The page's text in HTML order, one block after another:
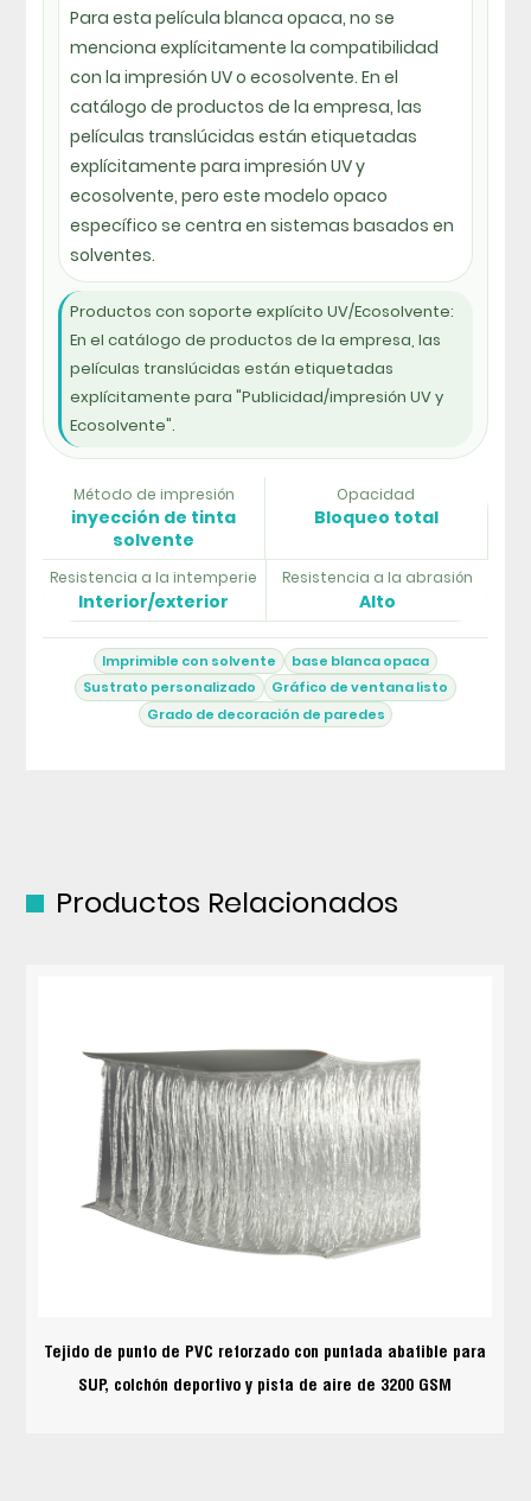
Para esta película blanca opaca, no se
menciona explícitamente la compatibilidad
con la impresión UV o ecosolvente. En el
catálogo de productos de la empresa, las
películas translúcidas están etiquetadas
explícitamente para impresión UV y
ecosolvente, pero este modelo opaco
específico se centra en sistemas basados ​​en
solventes.
Productos con soporte explícito UV/Ecosolvente:
En el catálogo de productos de la empresa, las
películas translúcidas están etiquetadas
explícitamente para "Publicidad/impresión UV y
Ecosolvente".
Método de impresión
inyección de tinta
solvente
Opacidad
Bloqueo total
Resistencia a la intemperie
Interior/exterior
Resistencia a la abrasión
Alto
Imprimible con solvente
base blanca opaca
Sustrato personalizado
Gráfico de ventana listo
Grado de decoración de paredes
Productos Relacionados
Tejido de punto de PVC reforzado con puntada abatible para
SUP, colchón deportivo y pista de aire de 3200 GSM